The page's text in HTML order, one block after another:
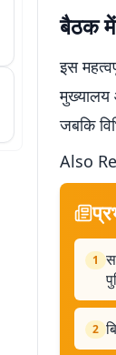
बैठक
इस
मुख्यालय
जबकि
Also
1
2